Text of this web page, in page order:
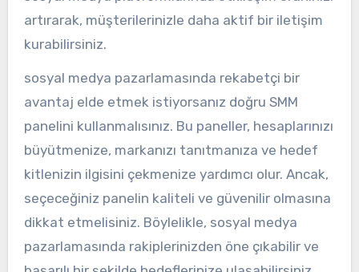
artırarak, müşterilerinizle daha aktif bir iletişim
kurabilirsiniz.
sosyal medya pazarlamasında rekabetçi bir
avantaj elde etmek istiyorsanız doğru SMM
panelini kullanmalısınız. Bu paneller, hesaplarınızı
büyütmenize, markanızı tanıtmanıza ve hedef
kitlenizin ilgisini çekmenize yardımcı olur. Ancak,
seçeceğiniz panelin kaliteli ve güvenilir olmasına
dikkat etmelisiniz. Böylelikle, sosyal medya
pazarlamasında rakiplerinizden öne çıkabilir ve